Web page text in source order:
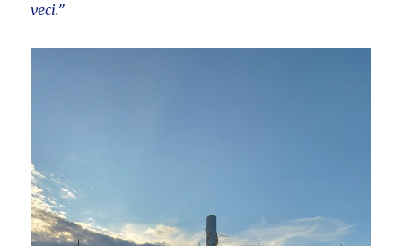
veci.”